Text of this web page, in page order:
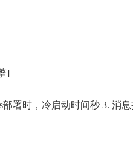
]
署时，冷启动时间秒 3. 消